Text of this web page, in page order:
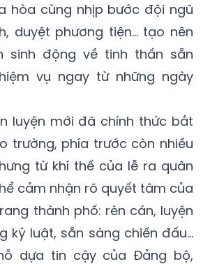
hòa cùng nhịp bước đội ngũ
duyệt phương tiện… tạo nên
sinh động về tinh thần sẵn
vụ ngay từ những ngày
luyện mới đã chính thức bắt
trường, phía trước còn nhiều
từ khí thế của lễ ra quân
cảm nhận rõ quyết tâm của
thành phố: rèn cán, luyện
kỷ luật, sẵn sàng chiến đấu…
dựa tin cậy của Đảng bộ,